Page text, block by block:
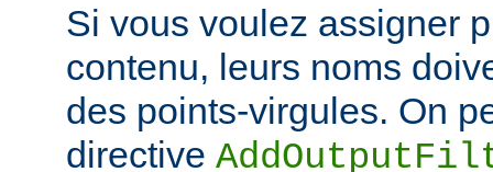
Si vous voulez assigner
contenu, leurs noms
des points-virgules. On
directive